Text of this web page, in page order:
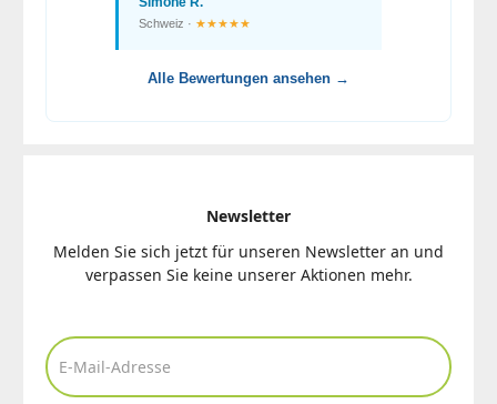
Schweiz · ★★★★★
Alle Bewertungen ansehen →
Newsletter
Melden Sie sich jetzt für unseren Newsletter an und
verpassen Sie keine unserer Aktionen mehr.